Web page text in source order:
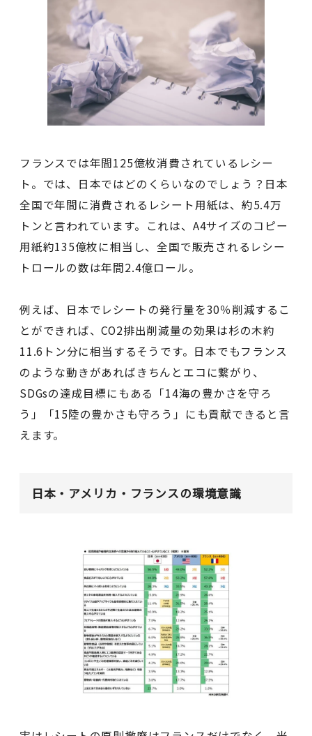
フランスでは年間125億枚消費されているレシー
ト。では、日本ではどのくらいなのでしょう？日本
全国で年間に消費されるレシート用紙は、約5.4万
トンと言われています。これは、A4サイズのコピー
用紙約135億枚に相当し、全国で販売されるレシー
トロールの数は年間2.4億ロール。
例えば、日本でレシートの発行量を30％削減するこ
とができれば、CO2排出削減量の効果は杉の木約
11.6トン分に相当するそうです。日本でもフランス
のような動きがあればきちんとエコに繋がり、
SDGsの達成目標にもある「14海の豊かさを守ろ
う」「15陸の豊かさも守ろう」にも貢献できると言
えます。
日本・アメリカ・フランスの環境意識